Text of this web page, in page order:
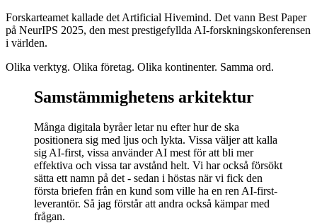
Forskarteamet kallade det Artificial Hivemind. Det vann Best Paper
på NeurIPS 2025, den mest prestigefyllda AI-forskningskonferensen
i världen.
Olika verktyg. Olika företag. Olika kontinenter. Samma ord.
Samstämmighetens arkitektur
Många digitala byråer letar nu efter hur de ska
positionera sig med ljus och lykta. Vissa väljer att kalla
sig AI-first, vissa använder AI mest för att bli mer
effektiva och vissa tar avstånd helt. Vi har också försökt
sätta ett namn på det - sedan i höstas när vi fick den
första briefen från en kund som ville ha en ren AI-first-
leverantör. Så jag förstår att andra också kämpar med
frågan.